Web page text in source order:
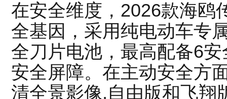
在安全维度，2026款海鸥
全基因，采用纯电动车专
全刀片电池，最高配备6
安全屏障。在主动安全方
清全景影像,自由版和飞翔